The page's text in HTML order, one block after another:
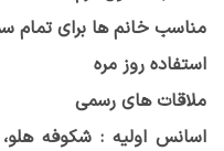
مناسب خانم ها برای تمام
استفاده روز مره
ملاقات های رسمی
اسانس اولیه : شکوفه